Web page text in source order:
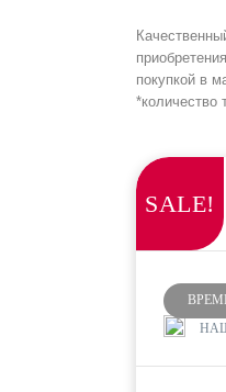
покупкой в
*количество
SALE!